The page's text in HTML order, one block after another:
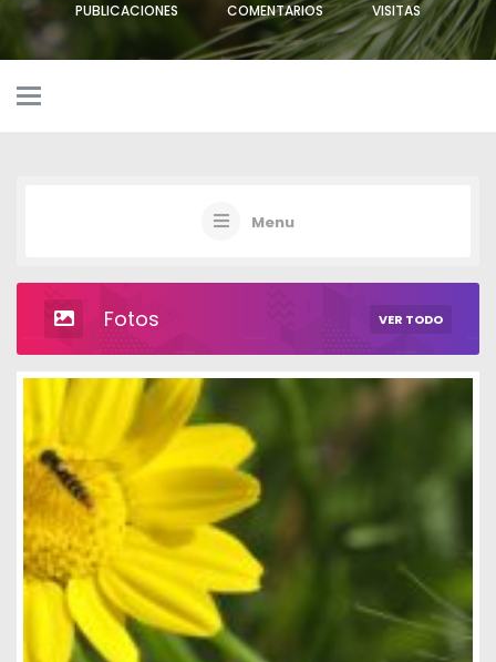
PUBLICACIONES COMENTARIOS VISITAS
Menu
Fotos VER TODO